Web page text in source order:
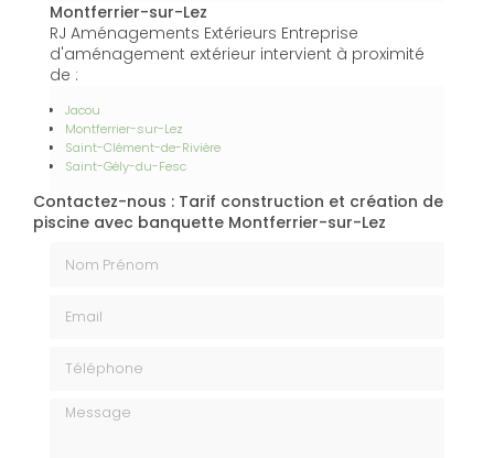
Montferrier-sur-Lez
RJ Aménagements Extérieurs Entreprise
d'aménagement extérieur intervient à proximité
de :
Jacou
Montferrier-sur-Lez
Saint-Clément-de-Rivière
Saint-Gély-du-Fesc
Contactez-nous : Tarif construction et création de
piscine avec banquette Montferrier-sur-Lez
Message